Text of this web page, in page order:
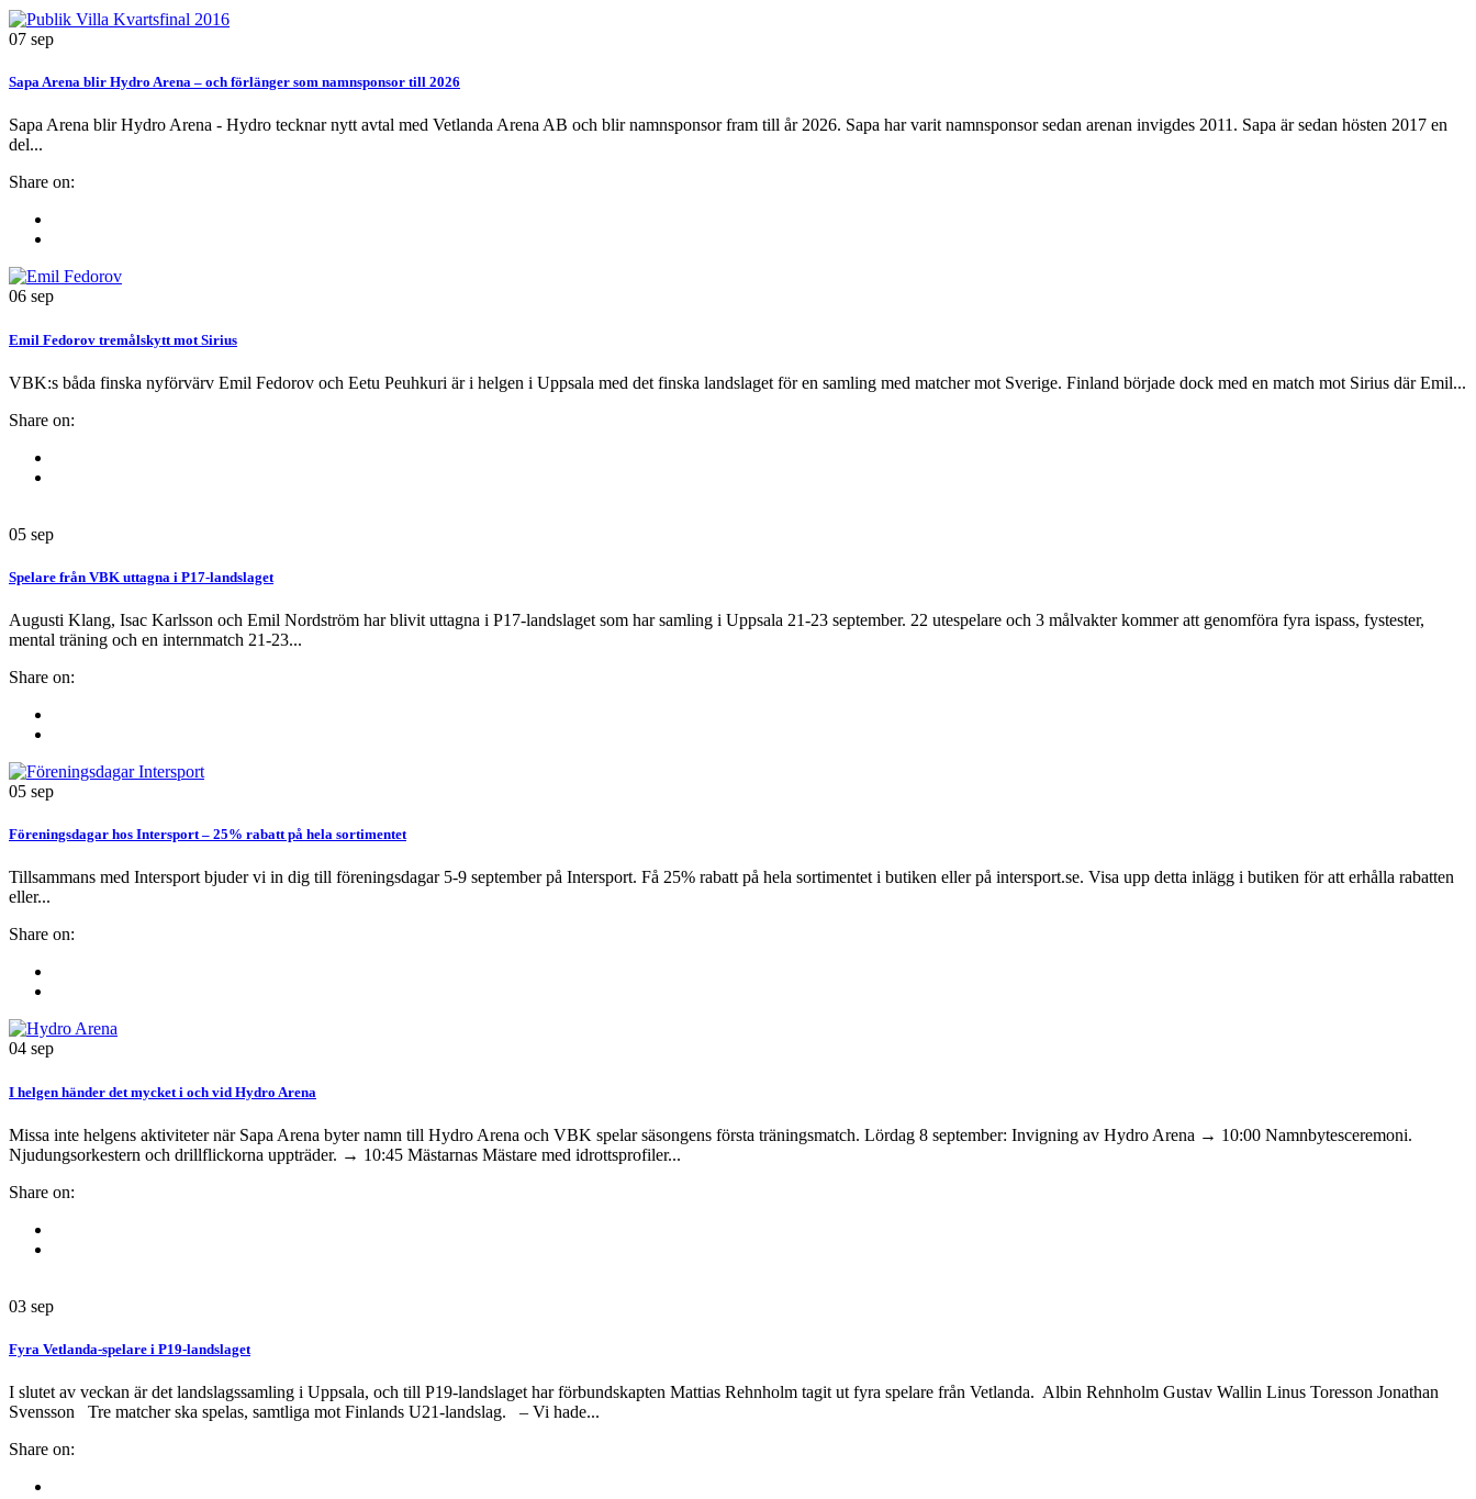
07 sep
Sapa Arena blir Hydro Arena – och förlänger som namnsponsor till 2026
Sapa Arena blir Hydro Arena - Hydro tecknar nytt avtal med Vetlanda Arena AB och blir namnsponsor fram till år 2026. Sapa har varit namnsponsor sedan arenan invigdes 2011. Sapa är sedan hösten 2017 en
del...
Share on:
06 sep
Emil Fedorov tremålskytt mot Sirius
VBK:s båda finska nyförvärv Emil Fedorov och Eetu Peuhkuri är i helgen i Uppsala med det finska landslaget för en samling med matcher mot Sverige. Finland började dock med en match mot Sirius där Emil...
Share on:
05 sep
Spelare från VBK uttagna i P17-landslaget
Augusti Klang, Isac Karlsson och Emil Nordström har blivit uttagna i P17-landslaget som har samling i Uppsala 21-23 september. 22 utespelare och 3 målvakter kommer att genomföra fyra ispass, fystester,
mental träning och en internmatch 21-23...
Share on:
05 sep
Föreningsdagar hos Intersport – 25% rabatt på hela sortimentet
Tillsammans med Intersport bjuder vi in dig till föreningsdagar 5-9 september på Intersport. Få 25% rabatt på hela sortimentet i butiken eller på intersport.se. Visa upp detta inlägg i butiken för att erhålla rabatten
eller...
Share on:
04 sep
I helgen händer det mycket i och vid Hydro Arena
Missa inte helgens aktiviteter när Sapa Arena byter namn till Hydro Arena och VBK spelar säsongens första träningsmatch. Lördag 8 september: Invigning av Hydro Arena → 10:00 Namnbytesceremoni.
Njudungsorkestern och drillflickorna uppträder. → 10:45 Mästarnas Mästare med idrottsprofiler...
Share on:
03 sep
Fyra Vetlanda-spelare i P19-landslaget
I slutet av veckan är det landslagssamling i Uppsala, och till P19-landslaget har förbundskapten Mattias Rehnholm tagit ut fyra spelare från Vetlanda. Albin Rehnholm Gustav Wallin Linus Toresson Jonathan
Svensson Tre matcher ska spelas, samtliga mot Finlands U21-landslag. – Vi hade...
Share on: